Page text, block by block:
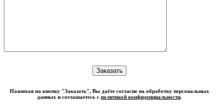
Нажимая на кнопку "Заказать", Вы даёте согласие на обработку персональных
данных и соглашаетесь с политикой конфиденциальности.